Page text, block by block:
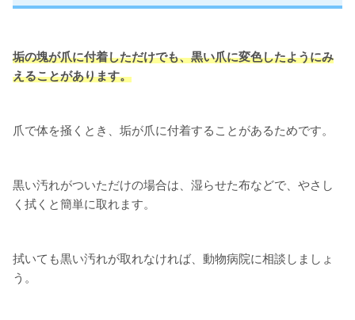
垢の塊が爪に付着しただけでも、黒い爪に変色したようにみ
えることがあります。
爪で体を掻くとき、垢が爪に付着することがあるためです。
黒い汚れがついただけの場合は、湿らせた布などで、やさし
く拭くと簡単に取れます。
拭いても黒い汚れが取れなければ、動物病院に相談しましょ
う。